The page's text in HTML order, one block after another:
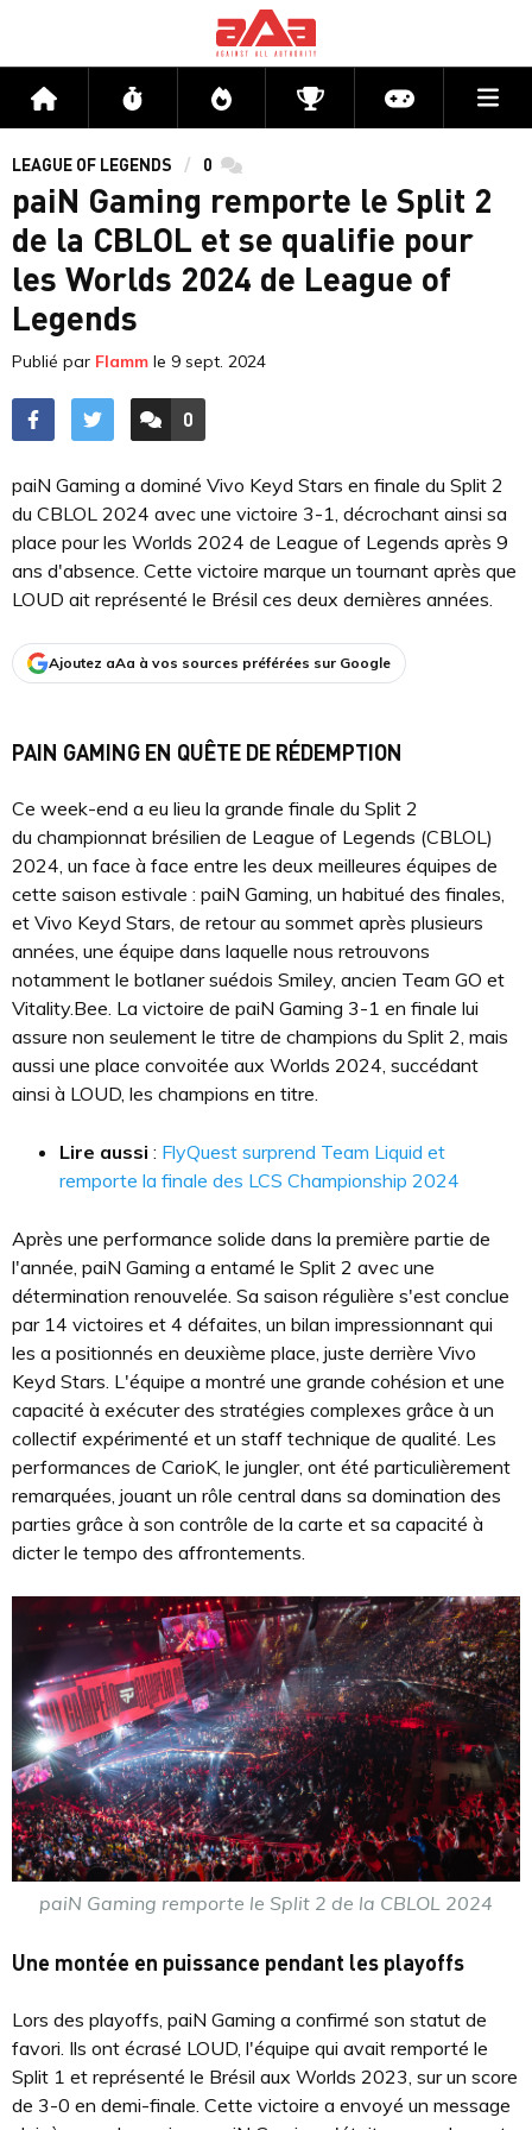
Accueil Flux Directs CompétitionsActu jeux
LEAGUE OF LEGENDS 0 commentaires
paiN Gaming remporte le Split 2
de la CBLOL et se qualifie pour
les Worlds 2024 de League of
Legends
Publié par Flamm le 9 sept. 2024
ACCÉDER AUX
0
COMMENTAIRES
paiN Gaming a dominé Vivo Keyd Stars en finale du Split 2
du CBLOL 2024 avec une victoire 3-1, décrochant ainsi sa
place pour les Worlds 2024 de League of Legends après 9
ans d'absence. Cette victoire marque un tournant après que
LOUD ait représenté le Brésil ces deux dernières années.
Ajoutez aAa à vos sources préférées sur Google
PAIN GAMING EN QUÊTE DE RÉDEMPTION
Ce week-end a eu lieu la grande finale du Split 2
du championnat brésilien de League of Legends (CBLOL)
2024, un face à face entre les deux meilleures équipes de
cette saison estivale : paiN Gaming, un habitué des finales,
et Vivo Keyd Stars, de retour au sommet après plusieurs
années, une équipe dans laquelle nous retrouvons
notamment le botlaner suédois Smiley, ancien Team GO et
Vitality.Bee. La victoire de paiN Gaming 3-1 en finale lui
assure non seulement le titre de champions du Split 2, mais
aussi une place convoitée aux Worlds 2024, succédant
ainsi à LOUD, les champions en titre.
Lire aussi : FlyQuest surprend Team Liquid et
remporte la finale des LCS Championship 2024
Après une performance solide dans la première partie de
l'année, paiN Gaming a entamé le Split 2 avec une
détermination renouvelée. Sa saison régulière s'est conclue
par 14 victoires et 4 défaites, un bilan impressionnant qui
les a positionnés en deuxième place, juste derrière Vivo
Keyd Stars. L'équipe a montré une grande cohésion et une
capacité à exécuter des stratégies complexes grâce à un
collectif expérimenté et un staff technique de qualité. Les
performances de CarioK, le jungler, ont été particulièrement
remarquées, jouant un rôle central dans sa domination des
parties grâce à son contrôle de la carte et sa capacité à
dicter le tempo des affrontements.
paiN Gaming remporte le Split 2 de la CBLOL 2024
Une montée en puissance pendant les playoffs
Lors des playoffs, paiN Gaming a confirmé son statut de
favori. Ils ont écrasé LOUD, l'équipe qui avait remporté le
Split 1 et représenté le Brésil aux Worlds 2023, sur un score
de 3-0 en demi-finale. Cette victoire a envoyé un message